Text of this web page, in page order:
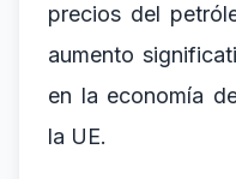
precios del
aumento
en la economía
la UE.